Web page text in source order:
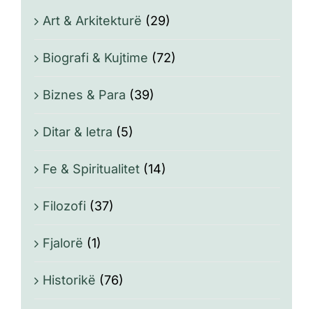
Art & Arkitekturë (29)
Biografi & Kujtime (72)
Biznes & Para (39)
Ditar & letra (5)
Fe & Spiritualitet (14)
Filozofi (37)
Fjalorë (1)
Historikë (76)